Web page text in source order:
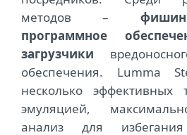
методов –
программное
загрузчики
обеспечения. Lumma
несколько
эмуляцией,
анализ для